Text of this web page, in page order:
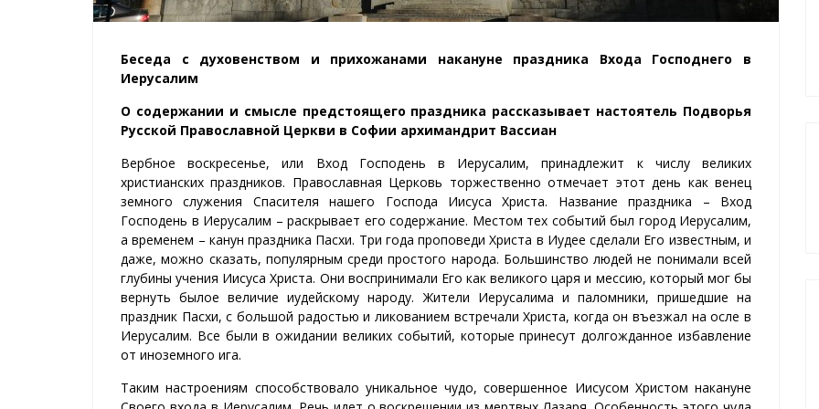
Беседа с духовенством и прихожанами накануне праздника Входа Господнего в
Иерусалим
О содержании и смысле предстоящего праздника рассказывает настоятель Подворья
Русской Православной Церкви в Софии архимандрит Вассиан
Вербное воскресенье, или Вход Господень в Иерусалим, принадлежит к числу великих
христианских праздников. Православная Церковь торжественно отмечает этот день как венец
земного служения Спасителя нашего Господа Иисуса Христа. Название праздника – Вход
Господень в Иерусалим – раскрывает его содержание. Местом тех событий был город Иерусалим,
а временем – канун праздника Пасхи. Три года проповеди Христа в Иудее сделали Его известным, и
даже, можно сказать, популярным среди простого народа. Большинство людей не понимали всей
глубины учения Иисуса Христа. Они воспринимали Его как великого царя и мессию, который мог бы
вернуть былое величие иудейскому народу. Жители Иерусалима и паломники, пришедшие на
праздник Пасхи, с большой радостью и ликованием встречали Христа, когда он въезжал на осле в
Иерусалим. Все были в ожидании великих событий, которые принесут долгожданное избавление
от иноземного ига.
Таким настроениям способствовало уникальное чудо, совершенное Иисусом Христом накануне